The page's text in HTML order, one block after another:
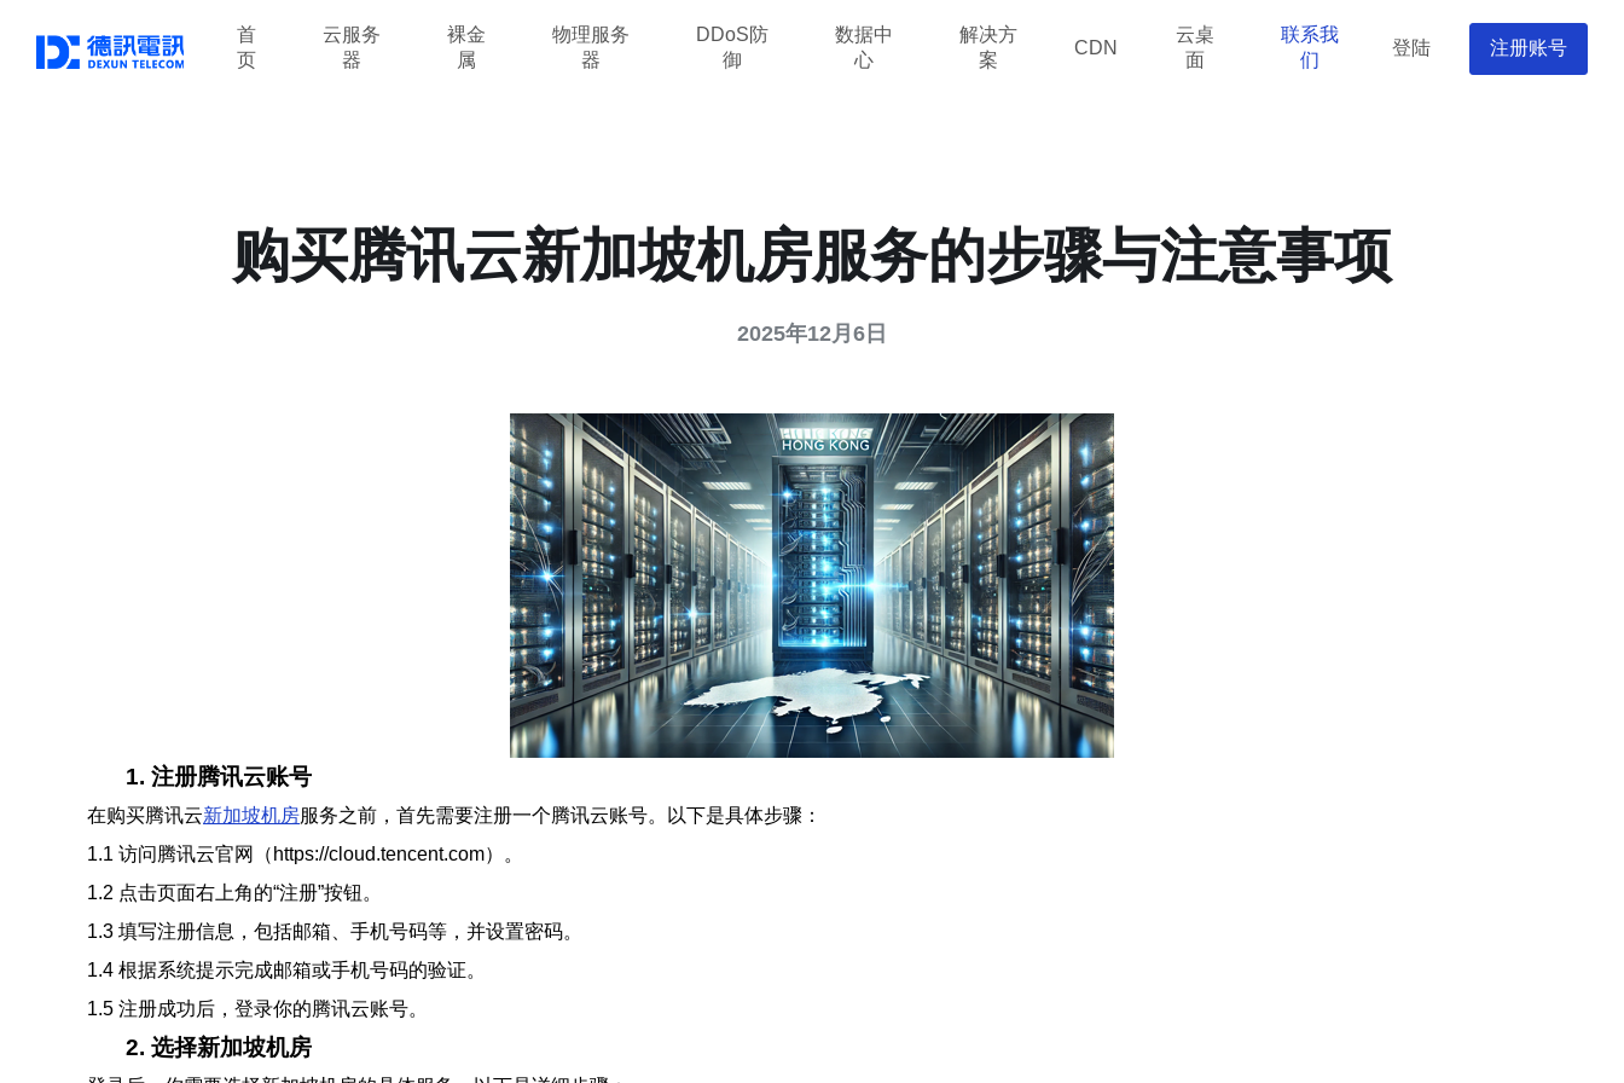
首
页
云服务
器
裸金
属
物理服务
器
DDoS防
御
数据中
心
解决方
案
CDN
云桌
面
联系我
们
登陆 注册账号
购买腾讯云新加坡机房服务的步骤与注意事项
2025年12月6日
1. 注册腾讯云账号
在购买腾讯云新加坡机房服务之前，首先需要注册一个腾讯云账号。以下是具体步骤：
1.1 访问腾讯云官网（https://cloud.tencent.com）。
1.2 点击页面右上角的“注册”按钮。
1.3 填写注册信息，包括邮箱、手机号码等，并设置密码。
1.4 根据系统提示完成邮箱或手机号码的验证。
1.5 注册成功后，登录你的腾讯云账号。
2. 选择新加坡机房